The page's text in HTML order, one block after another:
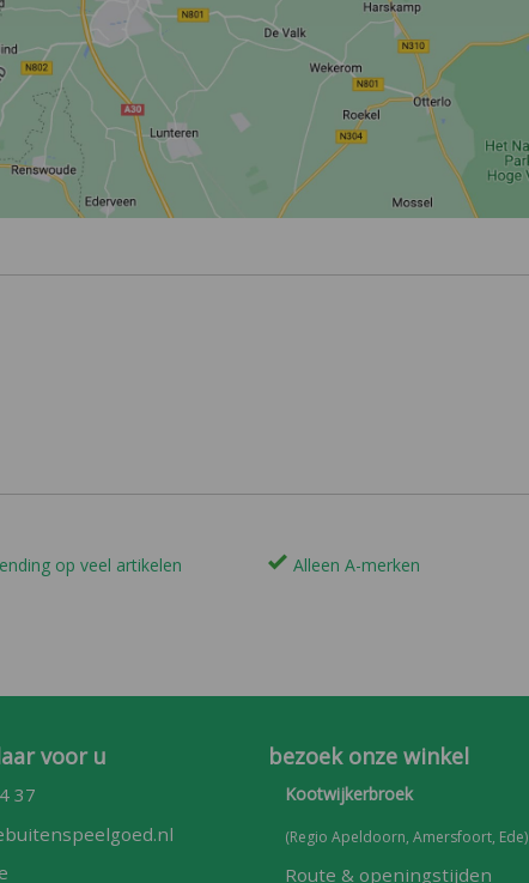
op veel artikelen Alleen A-merken
voor u
37
bezoek onze winkel
Kootwijkerbroek
(Regio Apeldoorn, Amersfoort, Ede)
Route & openingstijden